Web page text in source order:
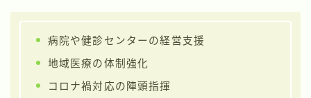
病院や健診センターの経営支援
地域医療の体制強化
コロナ禍対応の陣頭指揮